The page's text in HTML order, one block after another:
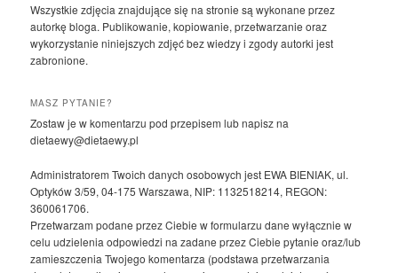
Wszystkie zdjęcia znajdujące się na stronie są wykonane przez
autorkę bloga. Publikowanie, kopiowanie, przetwarzanie oraz
wykorzystanie niniejszych zdjęć bez wiedzy i zgody autorki jest
zabronione.
MASZ PYTANIE?
Zostaw je w komentarzu pod przepisem lub napisz na
dietaewy@dietaewy.pl
Administratorem Twoich danych osobowych jest EWA BIENIAK, ul.
Optyków 3/59, 04-175 Warszawa, NIP: 1132518214, REGON:
360061706.
Przetwarzam podane przez Ciebie w formularzu dane wyłącznie w
celu udzielenia odpowiedzi na zadane przez Ciebie pytanie oraz/lub
zamieszczenia Twojego komentarza (podstawa przetwarzania